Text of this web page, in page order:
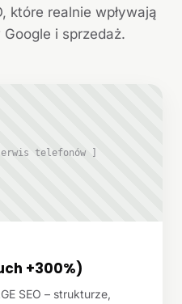
które realnie wpływają
i sprzedaż.
telefonów ]
+300%)
SEO – strukturze,